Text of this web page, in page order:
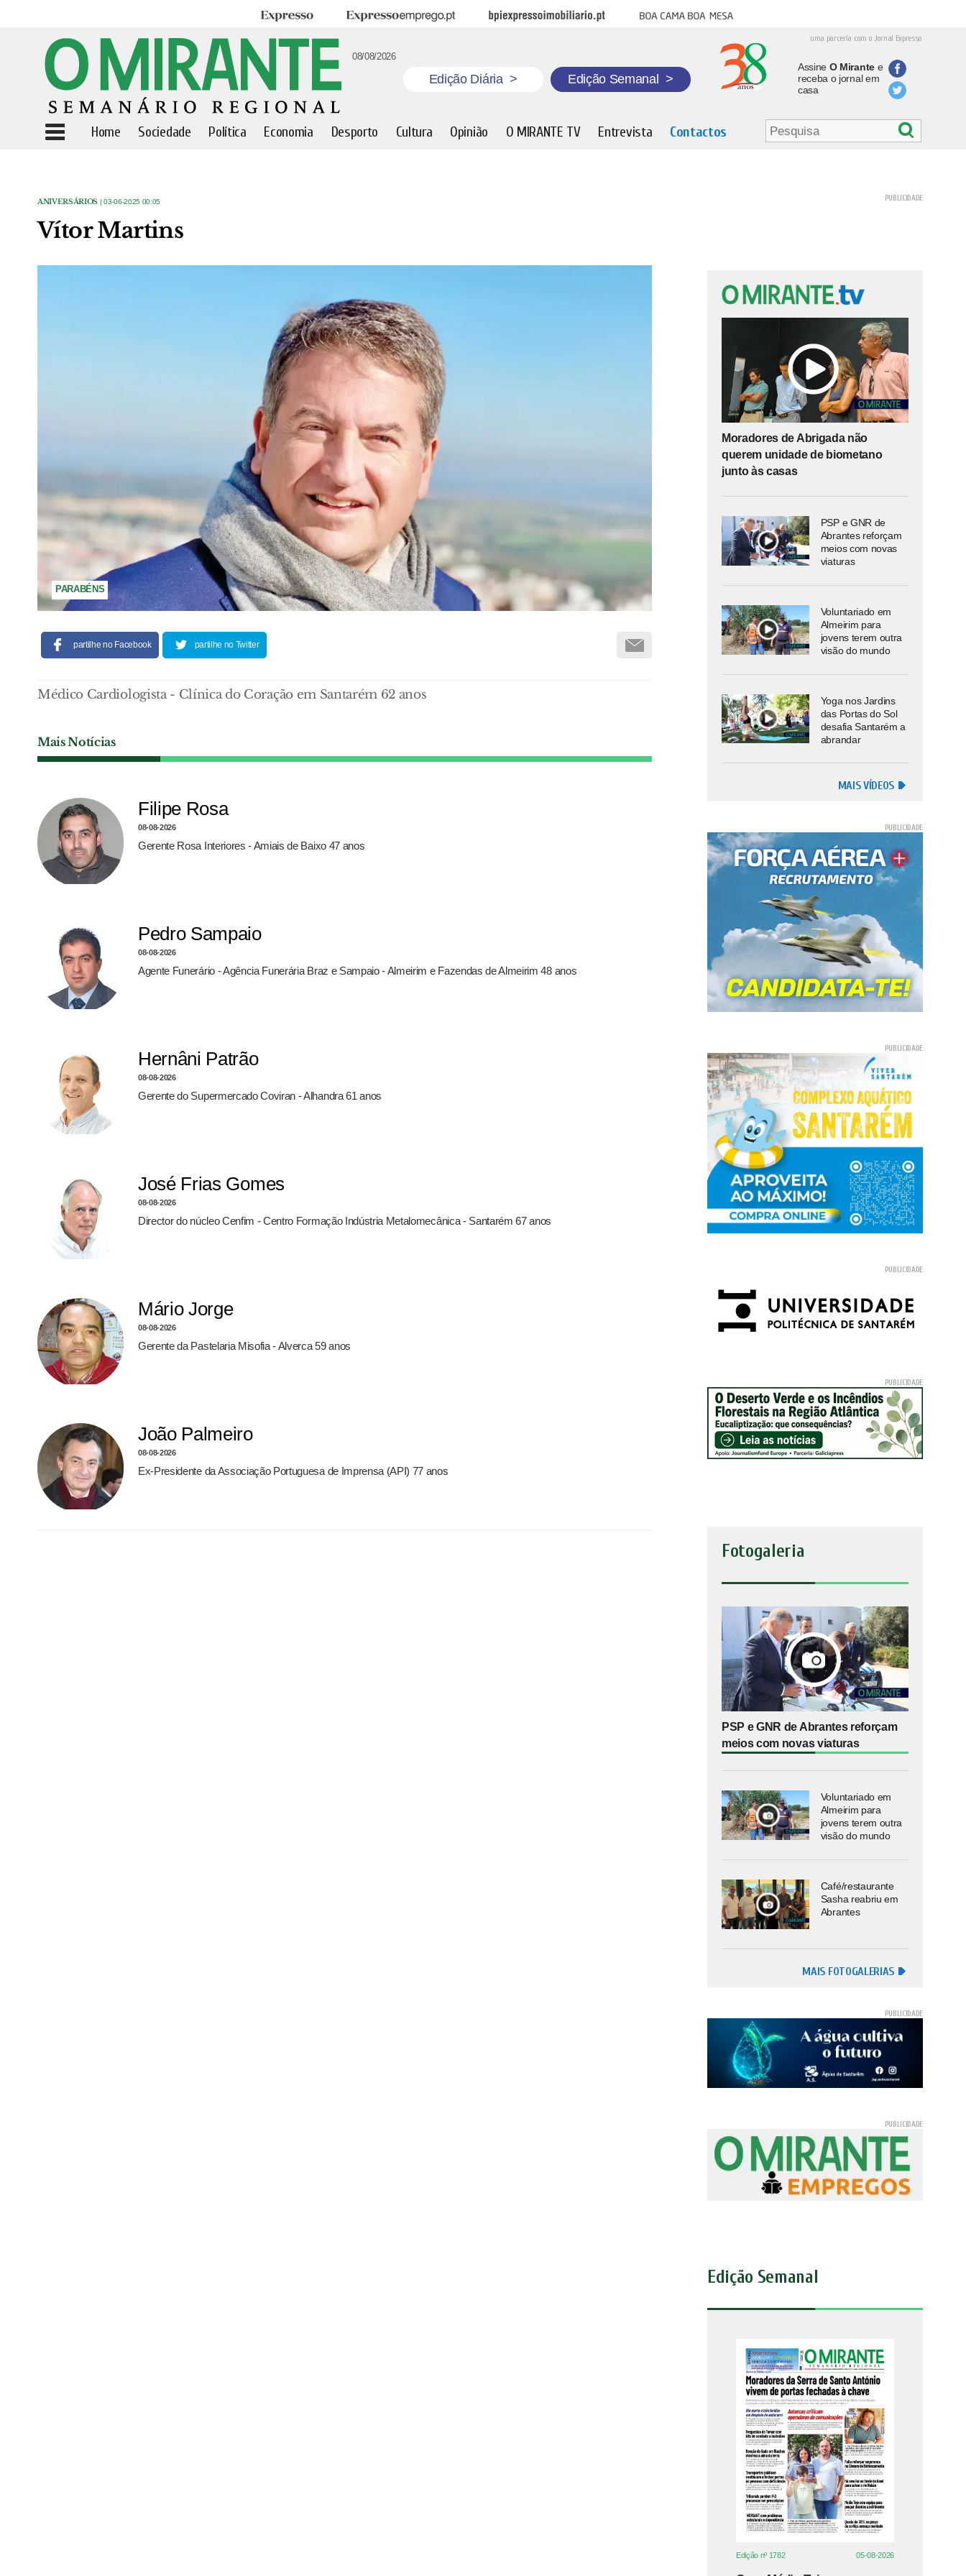
Expresso Expresso Emprego BPI Expresso Imobiliário Boa cama boa mesa
uma parceria com o Jornal Expresso
08/08/2026
Edição Diária > Edição Semanal >
Assine O Mirantee
receba o jornal em
casa
Home Sociedade Política Economia Desporto Cultura Opinião O MIRANTE TV Entrevista Contactos
ANIVERSÁRIOS | 03-06-2025 00:05
Vítor Martins
PARABÉNS
partilhe no Facebook partilhe no Twitter
Médico Cardiologista - Clínica do Coração em Santarém 62 anos
Mais Notícias
Filipe Rosa
08-08-2026
Gerente Rosa Interiores - Amiais de Baixo 47 anos
Pedro Sampaio
08-08-2026
Agente Funerário - Agência Funerária Braz e Sampaio - Almeirim e Fazendas de Almeirim 48 anos
Hernâni Patrão
08-08-2026
Gerente do Supermercado Coviran - Alhandra 61 anos
José Frias Gomes
08-08-2026
Director do núcleo Cenfim - Centro Formação Indústria Metalomecânica - Santarém 67 anos
Mário Jorge
08-08-2026
Gerente da Pastelaria Misofia - Alverca 59 anos
João Palmeiro
08-08-2026
Ex-Presidente da Associação Portuguesa de Imprensa (API) 77 anos
Moradores de Abrigada não
querem unidade de biometano
junto às casas
PSP e GNR de
Abrantes reforçam
meios com novas
viaturas
Voluntariado em
Almeirim para
jovens terem outra
visão do mundo
Yoga nos Jardins
das Portas do Sol
desafia Santarém a
abrandar
MAIS VÍDEOS
Fotogaleria
PSP e GNR de Abrantes reforçam
meios com novas viaturas
Voluntariado em
Almeirim para
jovens terem outra
visão do mundo
Café/restaurante
Sasha reabriu em
Abrantes
MAIS FOTOGALERIAS
Edição Semanal
Edição nº 1782 05-08-2026